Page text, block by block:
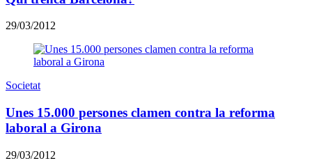
29/03/2012
Societat
Unes 15.000 persones clamen contra la reforma
laboral a Girona
29/03/2012